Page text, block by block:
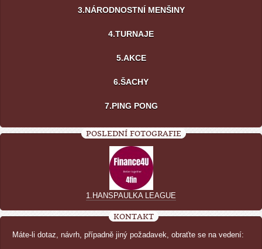
3.NÁRODNOSTNÍ MENŠINY
4.TURNAJE
5.AKCE
6.ŠACHY
7.PING PONG
POSLEDNÍ FOTOGRAFIE
1.HANSPAULKA LEAGUE
KONTAKT
Máte-li dotaz, návrh, případně jiný požadavek, obraťte se na vedení: